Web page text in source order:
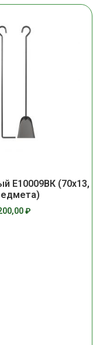
Е10009ВК (70х13,
₽